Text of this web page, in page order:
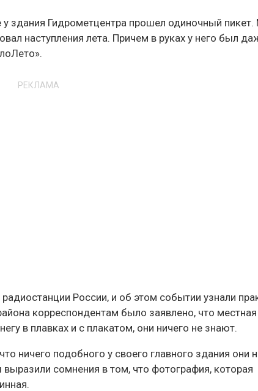
здания Гидрометцентра прошел одиночный
наступления лета. Причем в руках у него был
РЕКЛАМА
России, и об этом событии узнали
корреспондентам было заявлено, что
в плавках и с плакатом, они ничего не знают.
ничего подобного у своего главного здания они
сомнения в том, что фотография, которая